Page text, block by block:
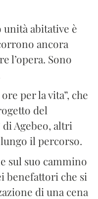
abitative è
ancora
l’opera. Sono
per la vita”, che
del
di Agebeo, altri
il percorso.
sul suo cammino
benefattori che si
di una cena